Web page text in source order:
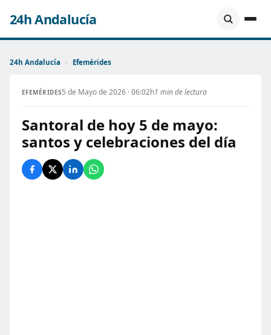
24h Andalucía
24h Andalucía › Efemérides
EFEMÉRIDES5 de Mayo de 2026 · 06:02h1 min de lectura
Santoral de hoy 5 de mayo:
santos y celebraciones del día